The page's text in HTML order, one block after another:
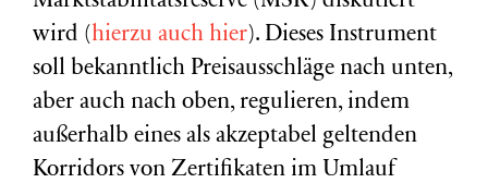
wird (hierzu auch hier). Dieses Instrument
soll bekanntlich Preisausschläge nach unten,
aber auch nach oben, regulieren, indem
außerhalb eines als akzeptabel geltenden
Korridors von Zertifikaten im Umlauf